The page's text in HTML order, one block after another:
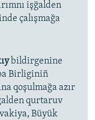
işğalden
çalışmağa
bildirgenine
Birliginiñ
qoşulmağa azır
qurtaruv
Büyük